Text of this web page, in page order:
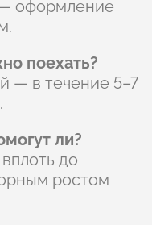
оформление
поехать?
— в течение 5–7
ли?
до
ростом